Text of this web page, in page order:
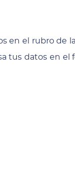
en el rubro de
tus datos en el